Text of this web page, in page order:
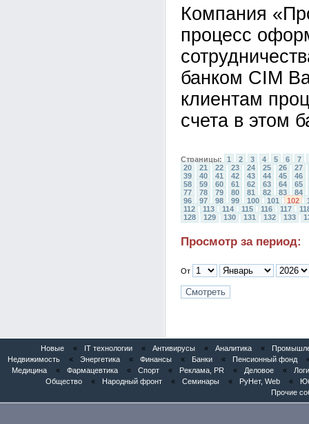
Компания
процесс
банком CIM
клиентам
счета в этом
Страницы: 1 2 3 4 5 6
7
20
21 22 23 24 25 26
27
39
40 41 42 43 44 45
46
58
59 60 61 62 63 64
65
77
78 79 80 81 82 83
84
96
97 98 99 100 101 102
112
113 114 115 116 117
128
129 130 131 132 133
Просмотр за период:
От
Новые « IT технологии « Антивирусы « Аналитика «
Недвижимость
« Энергетика « Финансы « Банки « Пенсионный фонд
Медицина
« Фармацевтика « Спорт « Реклама, PR « Деловое «
Общество
« Народный фронт « Семинары « РуНет, Web «
Прочие